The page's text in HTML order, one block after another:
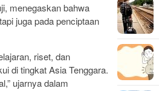
, menegaskan bahwa
juga pada penciptaan
riset, dan
di tingkat Asia Tenggara.
ujarnya dalam